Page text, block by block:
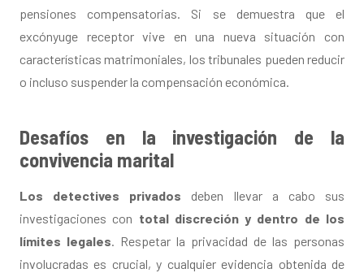
pensiones compensatorias. Si se demuestra que el
excónyuge receptor vive en una nueva situación con
características matrimoniales, los tribunales pueden reducir
o incluso suspender la compensación económica.
Desafíos en la investigación de la
convivencia marital
Los detectives privados deben llevar a cabo sus
investigaciones con total discreción y dentro de los
límites legales. Respetar la privacidad de las personas
involucradas es crucial, y cualquier evidencia obtenida de